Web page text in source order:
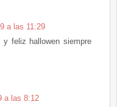
a las 11:29
feliz hallowen siempre
a las 8:12